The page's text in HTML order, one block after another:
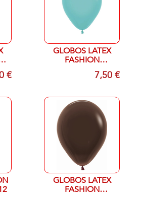
€
GLOBOS LATEX
FASHION
AGUAMARINA 037
7,50 €
GLOBOS LATEX
FASHION